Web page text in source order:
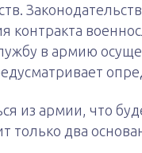
контракта
в армию
из армии, что
только два